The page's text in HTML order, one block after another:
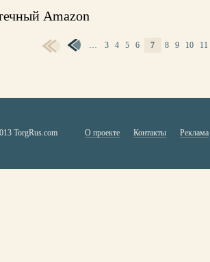
Amazon
… 3 4 5 6 7 8 9 10 11
TorgRus.com О проекте Контакты Реклама